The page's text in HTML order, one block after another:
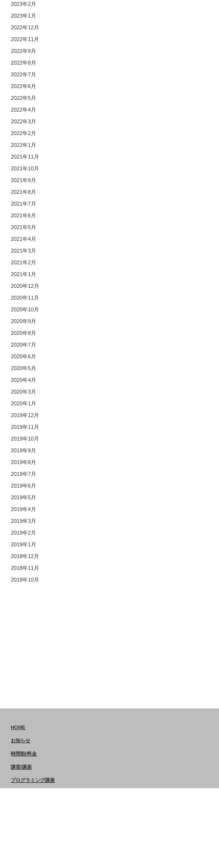
2023年2月
2023年1月
2022年12月
2022年11月
2022年9月
2022年8月
2022年7月
2022年6月
2022年5月
2022年4月
2022年3月
2022年2月
2022年1月
2021年11月
2021年10月
2021年9月
2021年8月
2021年7月
2021年6月
2021年5月
2021年4月
2021年3月
2021年2月
2021年1月
2020年12月
2020年11月
2020年10月
2020年9月
2020年8月
2020年7月
2020年6月
2020年5月
2020年4月
2020年3月
2020年1月
2019年12月
2019年11月
2019年10月
2019年9月
2019年8月
2019年7月
2019年6月
2019年5月
2019年4月
2019年3月
2019年2月
2019年1月
2018年12月
2018年11月
2018年10月
HOME
お知らせ
時間割/料金
講習/講座
プログラミング講座